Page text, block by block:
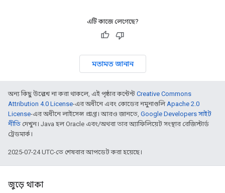
এটি কাজে লেগেছে?
মতামত জানান
অন্য কিছু উল্লেখ না করা থাকলে, এই পৃষ্ঠার কন্টেন্ট Creative Commons
Attribution 4.0 License-এর অধীনে এবং কোডের নমুনাগুলিApache 2.0
License-এর অধীনে লাইসেন্স প্রাপ্ত। আরও জানতে, Google Developers সাইট
নীতি দেখুন। Java হল Oracle এবং/অথবা তার অ্যাফিলিয়েট সংস্থার রেজিস্টার্ড
ট্রেডমার্ক।
2025-07-24 UTC-তে শেষবার আপডেট করা হয়েছে।
জুড়ে থাকা